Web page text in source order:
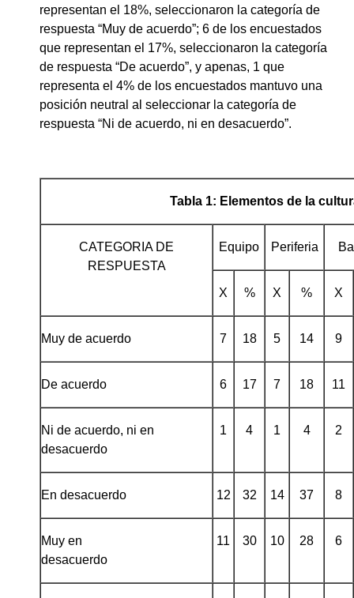
representan el 18%, seleccionaron la categoría de
respuesta “Muy de acuerdo”; 6 de los encuestados
que representan el 17%, seleccionaron la categoría
de respuesta “De acuerdo”, y apenas, 1 que
representa el 4% de los encuestados mantuvo una
posición neutral al seleccionar la categoría de
respuesta “Ni de acuerdo, ni en desacuerdo”.
Tabla 1: Elementos de la
CATEGORIA DE
RESPUESTA
Equipo Periferia
X % X % X
Muy de acuerdo 7 18 5 14 9
De acuerdo 6 17 7 18 11
Ni de acuerdo, ni en
desacuerdo
1 4 1 4 2
En desacuerdo 12 32 14 37 8
Muy en
desacuerdo
11 30 10 28 6